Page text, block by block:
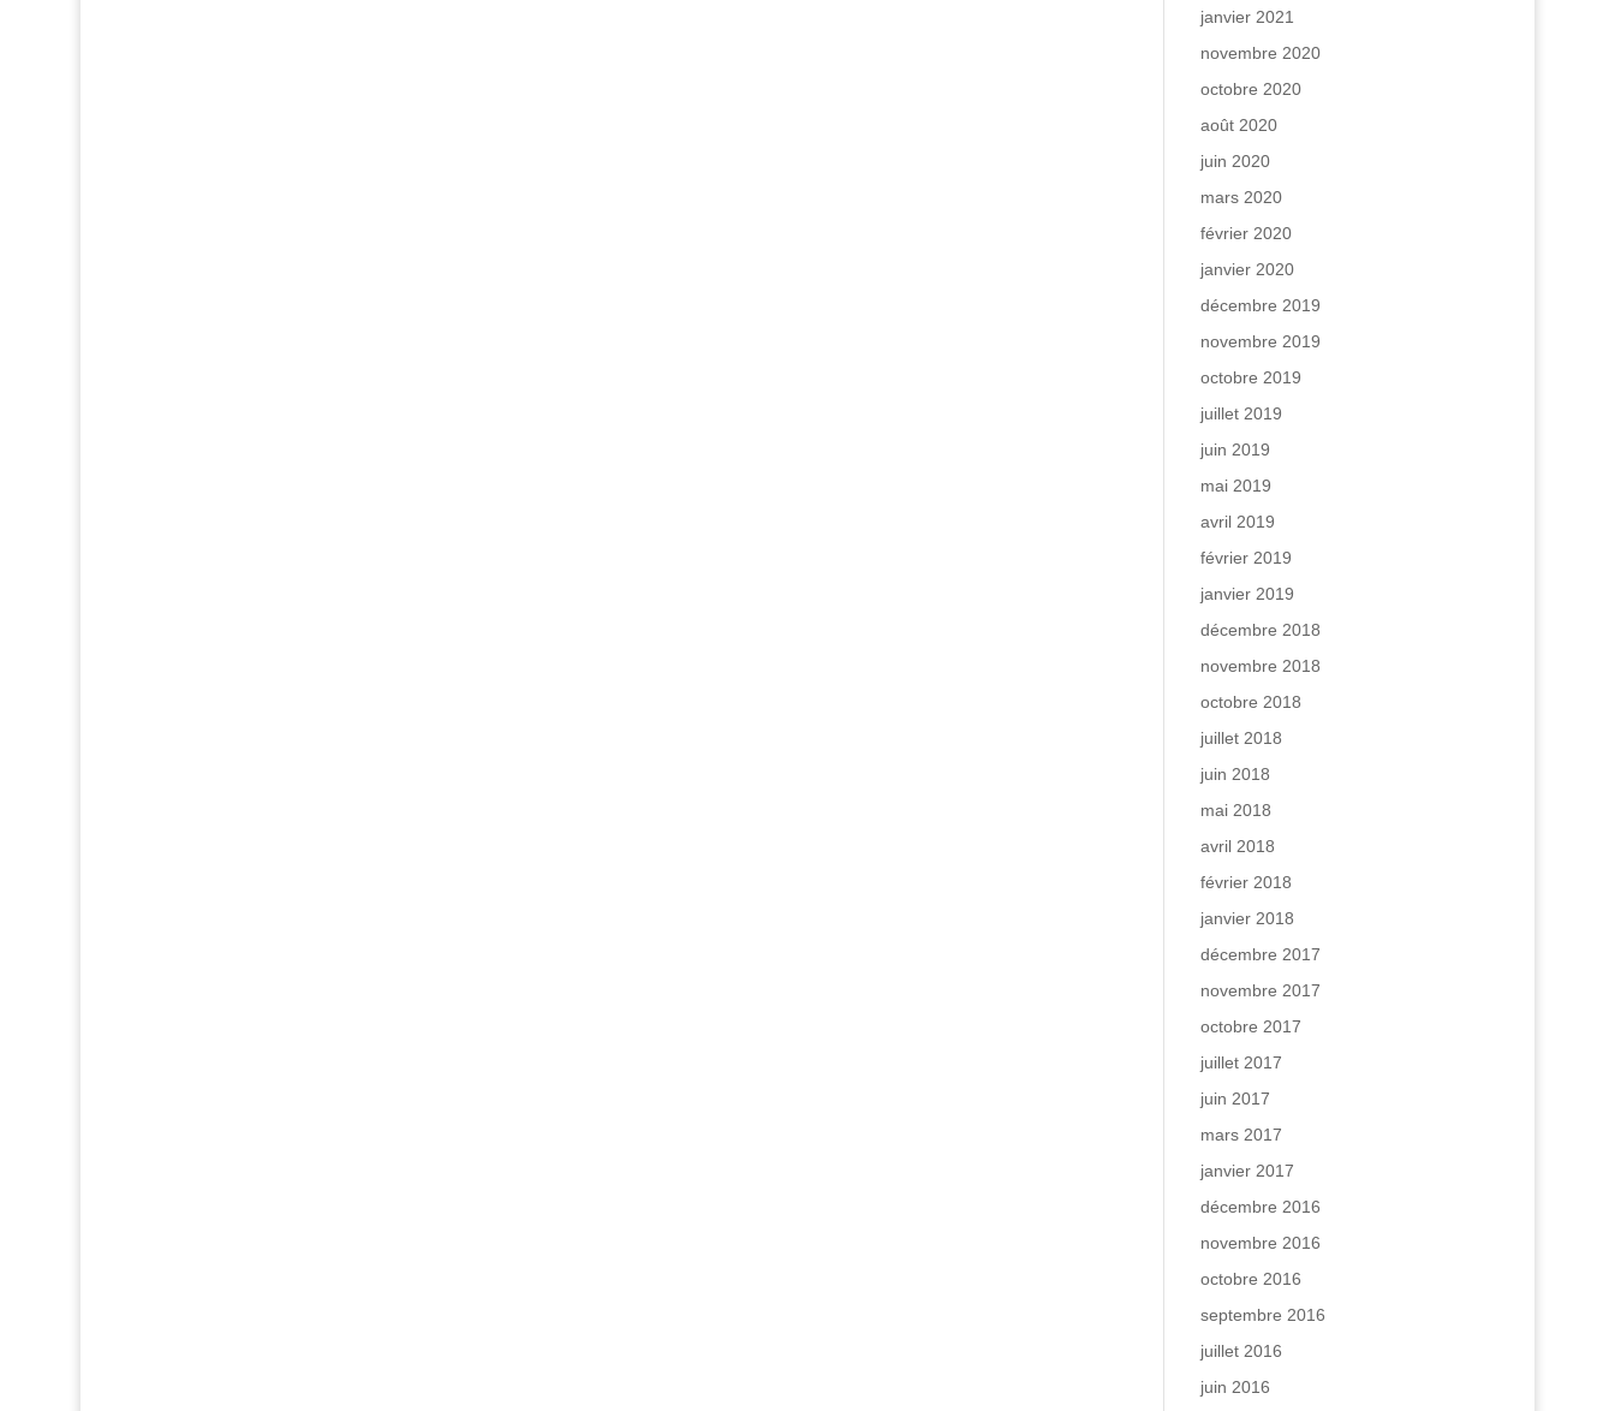
janvier 2021
novembre 2020
octobre 2020
août 2020
juin 2020
mars 2020
février 2020
janvier 2020
décembre 2019
novembre 2019
octobre 2019
juillet 2019
juin 2019
mai 2019
avril 2019
février 2019
janvier 2019
décembre 2018
novembre 2018
octobre 2018
juillet 2018
juin 2018
mai 2018
avril 2018
février 2018
janvier 2018
décembre 2017
novembre 2017
octobre 2017
juillet 2017
juin 2017
mars 2017
janvier 2017
décembre 2016
novembre 2016
octobre 2016
septembre 2016
juillet 2016
juin 2016